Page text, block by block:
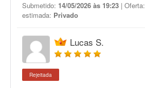
Submetido: 14/05/2026 às 19:23 | Oferta:
estimada: Privado
Lucas S.
Rejeitada